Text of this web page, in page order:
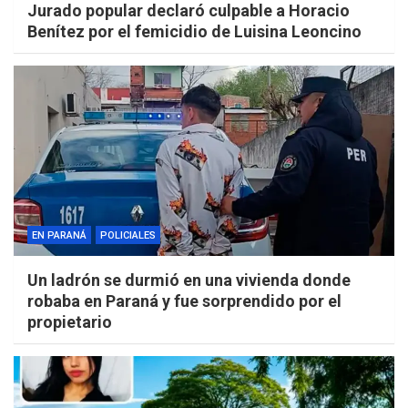
Jurado popular declaró culpable a Horacio
Benítez por el femicidio de Luisina Leoncino
EN PARANÁ POLICIALES
Un ladrón se durmió en una vivienda donde
robaba en Paraná y fue sorprendido por el
propietario